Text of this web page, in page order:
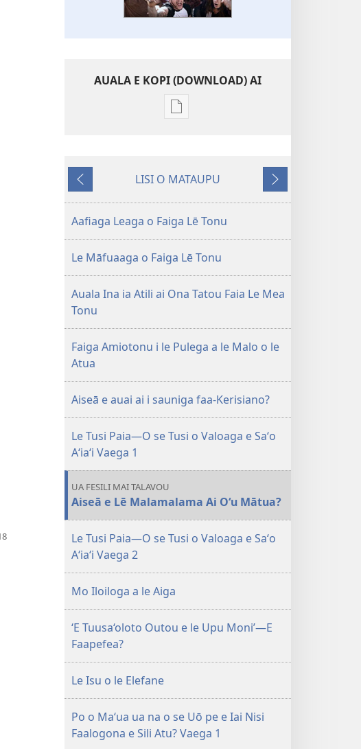
AUALA E KOPI (DOWNLOAD) AI
Vaega
se
ALA
MAI!
Mataupu
ua
mavae
LISI O MATAUPU
Mataupu
e
Aafiaga Leaga o Faiga Lē Tonu
Le Māfuaaga o Faiga Lē Tonu
Auala Ina ia Atili ai Ona Tatou Faia Le Mea
Tonu
Faiga Amiotonu i le Pulega a le Malo o le
Atua
Aiseā e auai ai i sauniga faa-Kerisiano?
Le Tusi Paia—O se Tusi o Valoaga e Saʻo
Aʻiaʻi Vaega 1
UA FESILI MAI TALAVOU
Aiseā e Lē Malamalama Ai O‘u Mātua?
Le Tusi Paia—O se Tusi o Valoaga e Saʻo
Aʻiaʻi Vaega 2
Mo Iloiloga a le Aiga
‘E Tuusa‘oloto Outou e le Upu Moni’—E
Faapefea?
Le Isu o le Elefane
Po o Ma‘ua ua na o se Uō pe e Iai Nisi
Faalogona e Sili Atu? Vaega 1